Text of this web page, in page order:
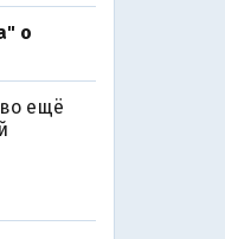
о
ещё